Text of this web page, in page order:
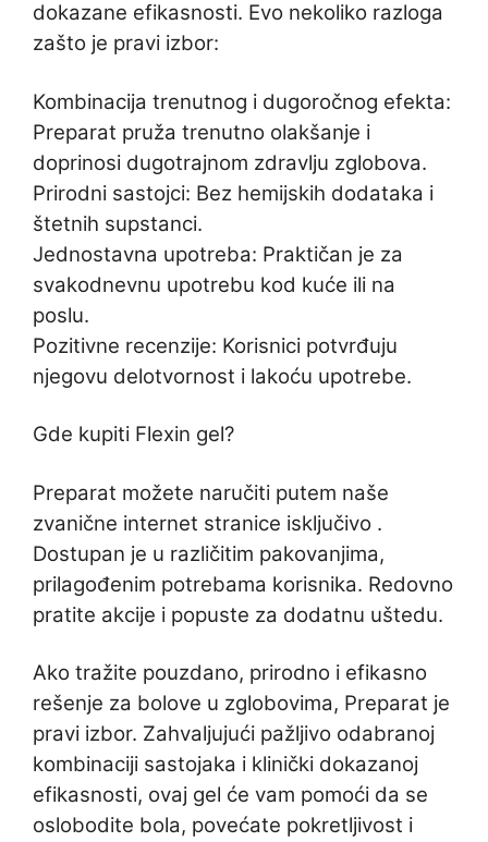
dokazane efikasnosti. Evo nekoliko razloga
zašto je pravi izbor:
Kombinacija trenutnog i dugoročnog efekta:
Preparat pruža trenutno olakšanje i
doprinosi dugotrajnom zdravlju zglobova.
Prirodni sastojci: Bez hemijskih dodataka i
štetnih supstanci.
Jednostavna upotreba: Praktičan je za
svakodnevnu upotrebu kod kuće ili na
poslu.
Pozitivne recenzije: Korisnici potvrđuju
njegovu delotvornost i lakoću upotrebe.
Gde kupiti Flexin gel?
Preparat možete naručiti putem naše
zvanične internet stranice isključivo .
Dostupan je u različitim pakovanjima,
prilagođenim potrebama korisnika. Redovno
pratite akcije i popuste za dodatnu uštedu.
Ako tražite pouzdano, prirodno i efikasno
rešenje za bolove u zglobovima, Preparat je
pravi izbor. Zahvaljujući pažljivo odabranoj
kombinaciji sastojaka i klinički dokazanoj
efikasnosti, ovaj gel će vam pomoći da se
oslobodite bola, povećate pokretljivost i